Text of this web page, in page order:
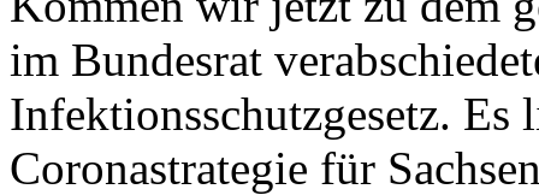
im Bundesrat
Infektionsschutzgesetz. Es
Coronastrategie für